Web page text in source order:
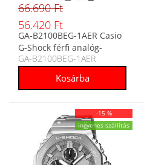
66.690 Ft
56.420 Ft
GA-B2100BEG-1AER Casio
G-Shock férfi analóg-
digitális karóra
GA-B2100BEG-1AER
-15 %
ingyenes szállítás